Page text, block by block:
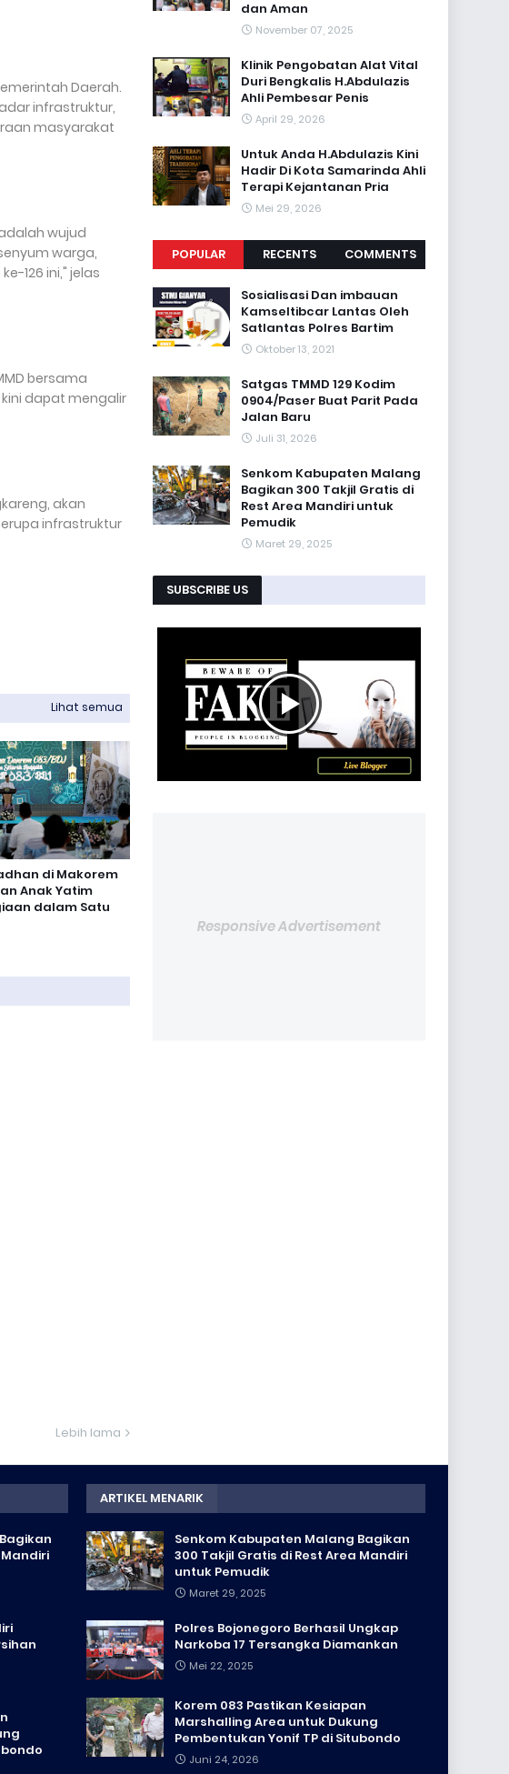
Daerah.
infrastruktur,
masyarakat
wujud
warga,
126 ini," jelas
bersama
dapat mengalir
akan
infrastruktur
Lihat semua
di Makorem
Anak Yatim
dalam Satu
Lebih lama
dan Aman
November 07, 2025
Klinik Pengobatan Alat Vital
Duri Bengkalis H.Abdulazis
Ahli Pembesar Penis
April 29, 2026
Untuk Anda H.Abdulazis Kini
Hadir Di Kota Samarinda Ahli
Terapi Kejantanan Pria
Mei 29, 2026
POPULAR RECENTS COMMENTS
Sosialisasi Dan imbauan
Kamseltibcar Lantas Oleh
Satlantas Polres Bartim
Oktober 13, 2021
Satgas TMMD 129 Kodim
0904/Paser Buat Parit Pada
Jalan Baru
Juli 31, 2026
Senkom Kabupaten Malang
Bagikan 300 Takjil Gratis di
Rest Area Mandiri untuk
Pemudik
Maret 29, 2025
SUBSCRIBE US
Responsive Advertisement
ARTIKEL MENARIK
Senkom Kabupaten Malang Bagikan
300 Takjil Gratis di Rest Area Mandiri
untuk Pemudik
Maret 29, 2025
Polres Bojonegoro Berhasil Ungkap
Narkoba 17 Tersangka Diamankan
Mei 22, 2025
Korem 083 Pastikan Kesiapan
Marshalling Area untuk Dukung
Pembentukan Yonif TP di Situbondo
Juni 24, 2026